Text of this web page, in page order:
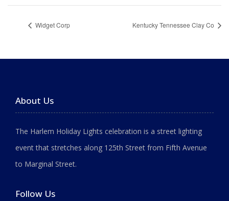
Widget Corp Kentucky Tennessee Clay Co
About Us
The Harlem Holiday Lights celebration is a street lighting
event that stretches along 125th Street from Fifth Avenue
to Marginal Street.
Follow Us